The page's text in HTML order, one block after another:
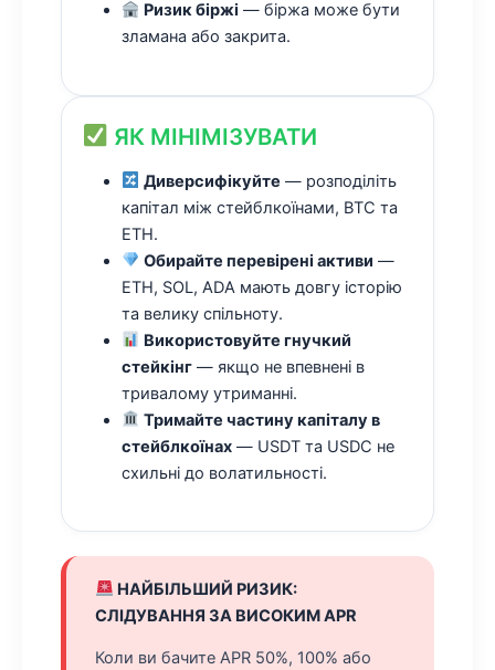
Ризик біржі — біржа може бути
зламана або закрита.
ЯК МІНІМІЗУВАТИ
Диверсифікуйте — розподіліть
капітал між стейблкоїнами, BTC та
ETH.
Обирайте перевірені активи —
ETH, SOL, ADA мають довгу історію
та велику спільноту.
Використовуйте гнучкий
стейкінг— якщо не впевнені в
тривалому утриманні.
Тримайте частину капіталу в
стейблкоїнах— USDT та USDC не
схильні до волатильності.
НАЙБІЛЬШИЙ РИЗИК:
СЛІДУВАННЯ ЗА ВИСОКИМ APR
Коли ви бачите APR 50%, 100% або